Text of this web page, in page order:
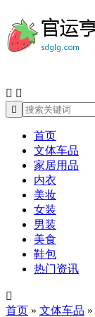
 

首页
文体车品
家居用品
内衣
美妆
女装
男装
美食
鞋包
热门资讯

首页 » 文体车品 »